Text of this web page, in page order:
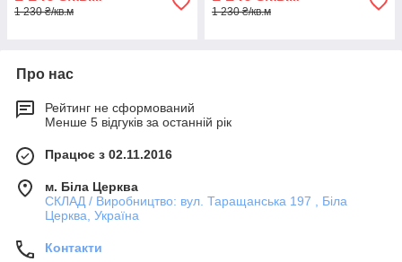
1 230 ₴/кв.м 1 230 ₴/кв.м
Про нас
Рейтинг не сформований
Менше 5 відгуків за останній рік
Працює з 02.11.2016
м. Біла Церква
СКЛАД / Виробництво: вул. Таращанська 197 , Біла
Церква, Україна
Контакти